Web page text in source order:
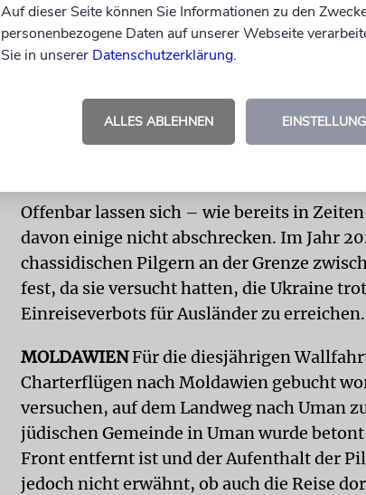
Touristen und Besucher derzeit nicht in
Der Botschafter bat potenzielle Pilger, für
der Krieg in der Ukraine, der aufgrund der
russischen Aggression ausbrach, zu Ende
Offenbar lassen sich – wie bereits in
davon einige nicht abschrecken. Im Jahr
chassidischen Pilgern an der Grenze
fest, da sie versucht hatten, die Ukraine
Einreiseverbots für Ausländer zu erreichen.
MOLDAWIENFür die diesjährigen
Charterflügen nach Moldawien gebucht
versuchen, auf dem Landweg nach Uman
jüdischen Gemeinde in Uman wurde
Front entfernt ist und der Aufenthalt der
jedoch nicht erwähnt, ob auch die Reise
Auf dieser Seite können Sie Informationen zu den
personenbezogene Daten auf unserer Webseite
Sie in unserer Datenschutzerklärung.
ALLES ABLEHNEN